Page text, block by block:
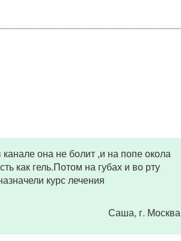
она не болит ,и на попе окола
как гель.Потом на губах и во рту
курс лечения
Саша, г. Москва